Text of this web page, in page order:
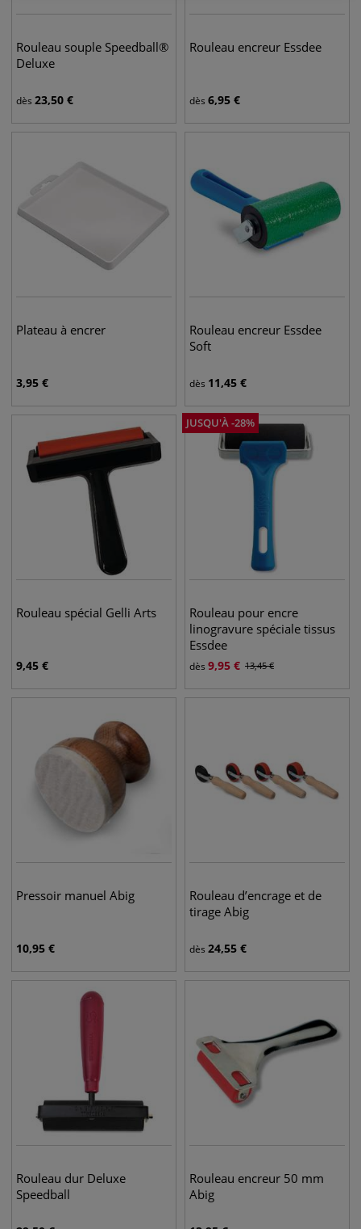
Rouleau souple Speedball®
Deluxe
dès 23,50 €
Rouleau encreur Essdee
dès 6,95 €
Plateau à encrer
3,95 €
Rouleau encreur Essdee
Soft
dès 11,45 €
Rouleau spécial Gelli Arts
9,45 €
JUSQU'À-28%
Rouleau pour encre
linogravure spéciale tissus
Essdee
dès 9,95 € 13,45€
Pressoir manuel Abig
10,95 €
Rouleau d’encrage et de
tirage Abig
dès 24,55 €
Rouleau dur Deluxe
Speedball
Rouleau encreur 50 mm
Abig